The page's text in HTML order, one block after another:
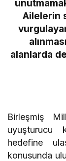
Ailelerin
alanlarda
Birleşmiş
uyuşturucu
hedefine
konusunda